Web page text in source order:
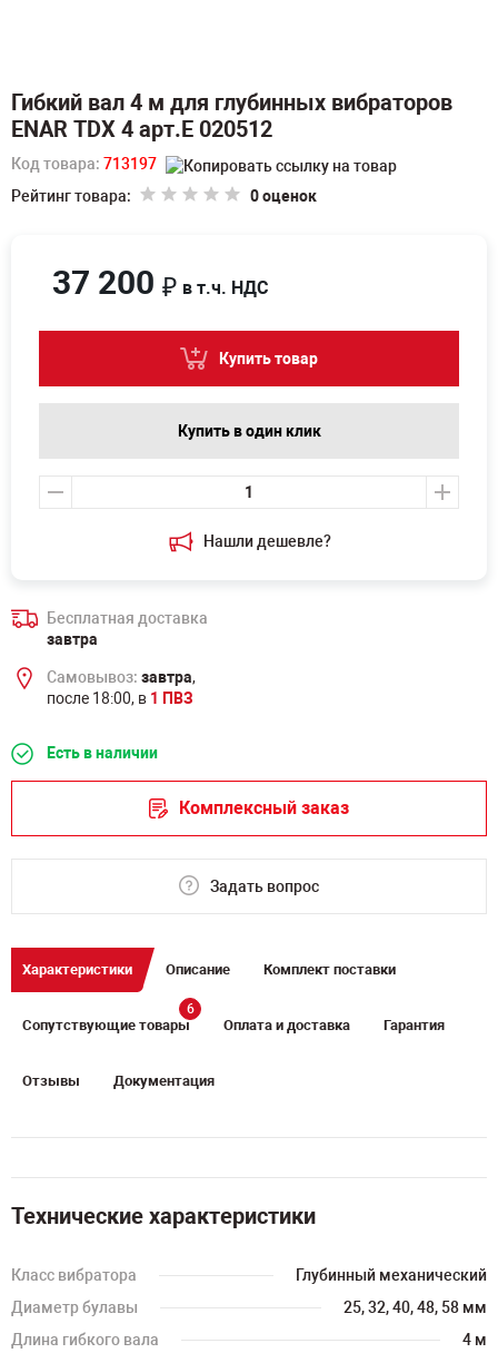
Гибкий вал 4 м для глубинных вибраторов
ENAR TDX 4 арт.E 020512
Код товара: 713197
Рейтинг товара:
0 оценок
Нашли дешевле?
37 200 ₽ в т.ч. НДС
Купить товар
Купить в один клик
Бесплатная доставка
завтра
Самовывоз: завтра,
после 18:00, в 1 ПВЗ
Есть в наличии
Комплексный заказ
Задать вопрос
Характеристики Описание Комплект поставки
Сопутствующие товары
6
Оплата и доставка Гарантия
Отзывы Документация
Технические характеристики
Класс вибратора
Глубинный механический
Диаметр булавы
25, 32, 40, 48, 58 мм
Длина гибкого вала
4 м